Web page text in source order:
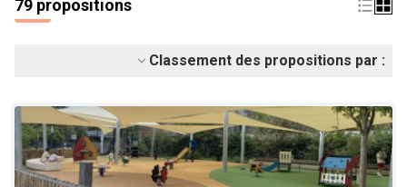
79 propositions
Classement des propositions par :